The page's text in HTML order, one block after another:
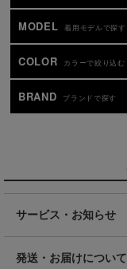
MODEL 着用モデルで探す
COLOR カラーで絞り込む
BRAND ブランドで探す
サービス・お知らせ
発送・お届けについて